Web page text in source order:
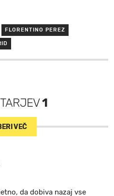
FLORENTINO PEREZ
1
VEČ
da dobiva nazaj vse